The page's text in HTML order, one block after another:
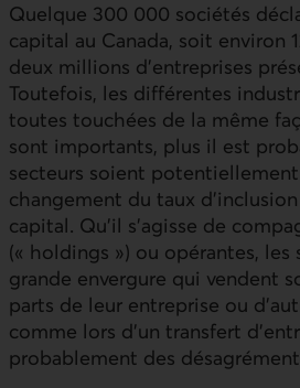
Quelque 300 000 sociétés
capital au Canada, soit environ
deux millions d’entreprises
Toutefois, les différentes
toutes touchées de la même
sont importants, plus il est
secteurs soient
changement du taux
capital. Qu’il s’agisse de
(« holdings ») ou opérantes, les
grande envergure qui vendent
parts de leur entreprise ou
comme lors d’un transfert
probablement des